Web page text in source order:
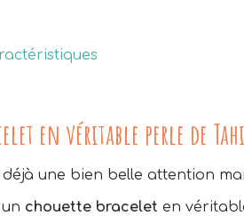
en véritable perle de
déjà une bien belle attention
chouette bracelet en